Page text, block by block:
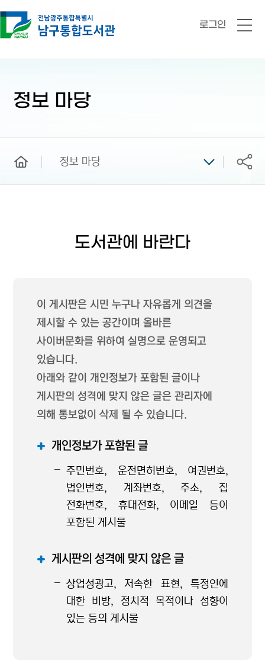
로그인
전
정보 마당
정보 마당 공유
도서관에 바란다
이 게시판은 시민 누구나 자유롭게 의견을
제시할 수 있는 공간이며 올바른
사이버문화를 위하여 실명으로 운영되고
있습니다.
아래와 같이 개인정보가 포함된 글이나
게시판의 성격에 맞지 않은 글은 관리자에
의해 통보없이 삭제 될 수 있습니다.
개인정보가 포함된 글
주민번호, 운전면허번호, 여권번호,
법인번호, 계좌번호, 주소, 집
전화번호, 휴대전화, 이메일 등이
포함된 게시물
게시판의 성격에 맞지 않은 글
상업성광고, 저속한 표현, 특정인에
대한 비방, 정치적 목적이나 성향이
있는 등의 게시물